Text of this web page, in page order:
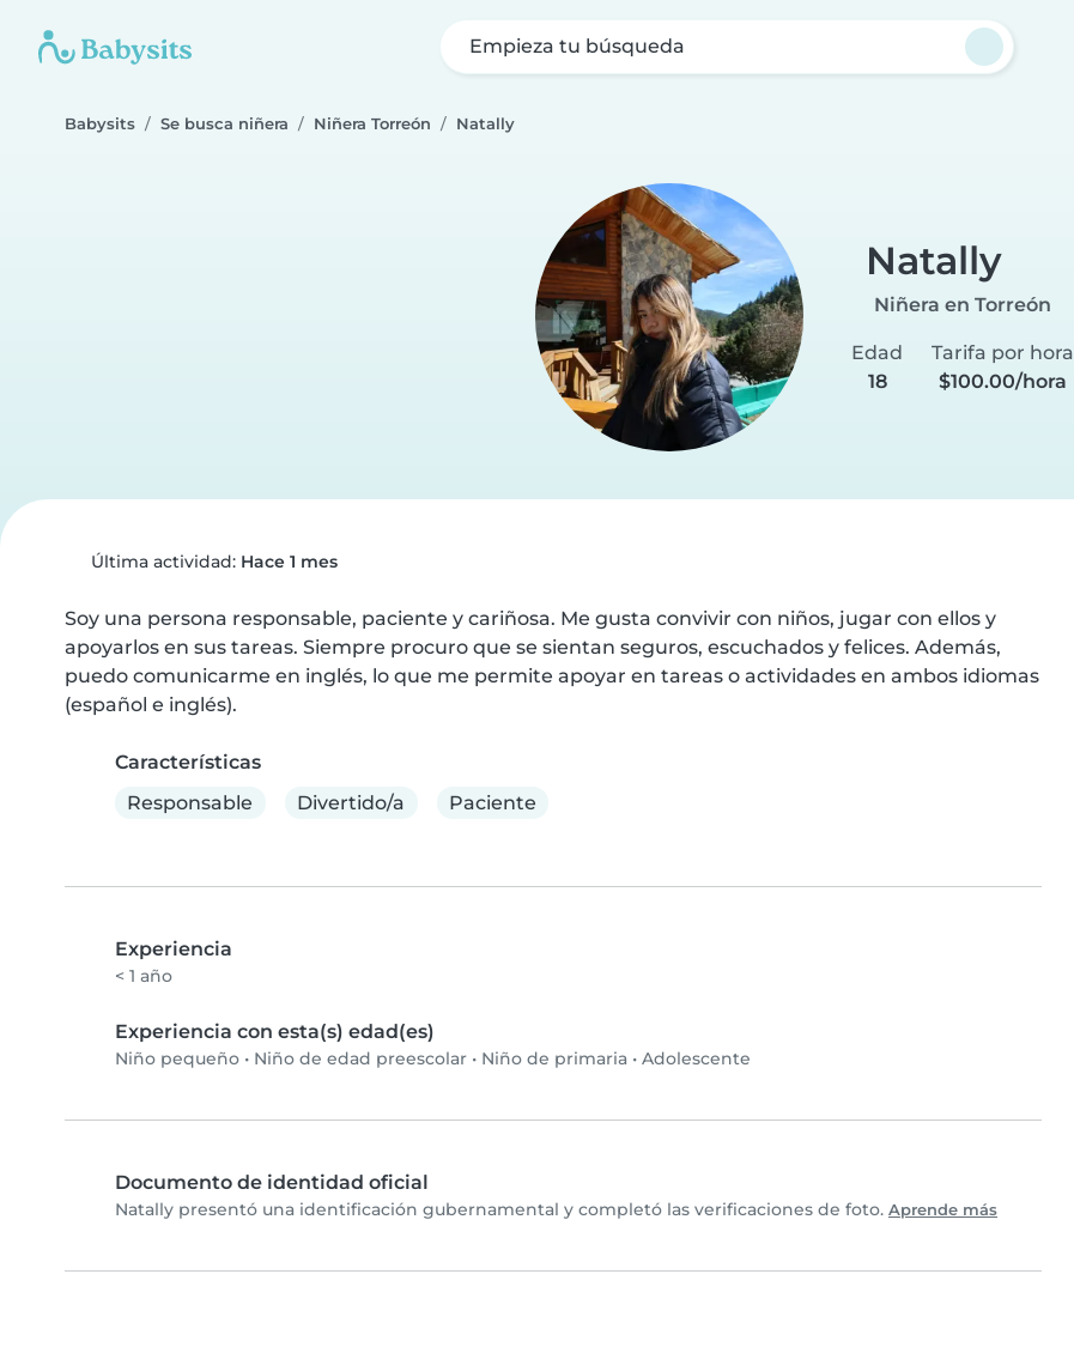
Empieza tu búsqueda
Babysits Se busca niñera Niñera Torreón Natally
Natally
Niñera en Torreón
Edad
18
Tarifa por hora
$100.00/hora
Última actividad: Hace 1 mes
Soy una persona responsable, paciente y cariñosa. Me gusta convivir con niños, jugar con ellos y
apoyarlos en sus tareas. Siempre procuro que se sientan seguros, escuchados y felices. Además,
puedo comunicarme en inglés, lo que me permite apoyar en tareas o actividades en ambos idiomas
(español e inglés).
Características
Responsable
Divertido/a Paciente
Experiencia
< 1 año
Experiencia con esta(s) edad(es)
Niño pequeño • Niño de edad preescolar • Niño de primaria • Adolescente
Documento de identidad oficial
Natally presentó una identificación gubernamental y completó las verificaciones de foto. Aprende más